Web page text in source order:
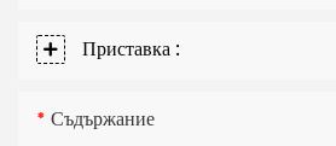
Приставка :
Съдържание